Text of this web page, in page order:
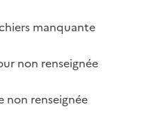
manquante
non renseignée
non renseignée